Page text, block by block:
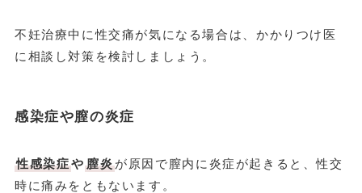
不妊治療中に性交痛が気になる場合は、かかりつけ医
に相談し対策を検討しましょう。
感染症や膣の炎症
性感染症や 膣炎が原因で膣内に炎症が起きると、性交
時に痛みをともないます。